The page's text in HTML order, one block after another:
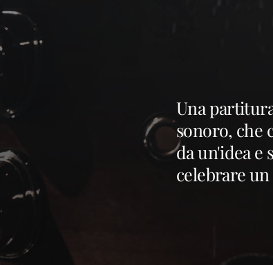
Una
sonoro, che
da un'idea e
celebrare un